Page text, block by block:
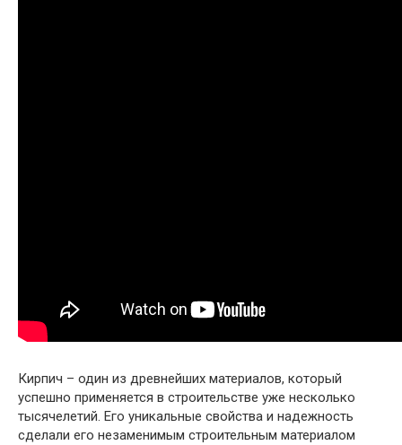
Кирпич – один из древнейших материалов, который
успешно применяется в строительстве уже несколько
тысячелетий. Его уникальные свойства и надежность
сделали его незаменимым строительным материалом